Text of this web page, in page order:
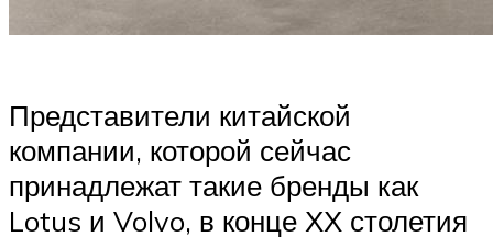
Представители китайской
компании, которой сейчас
принадлежат такие бренды как
Lotus и Volvo, в конце ХХ столетия